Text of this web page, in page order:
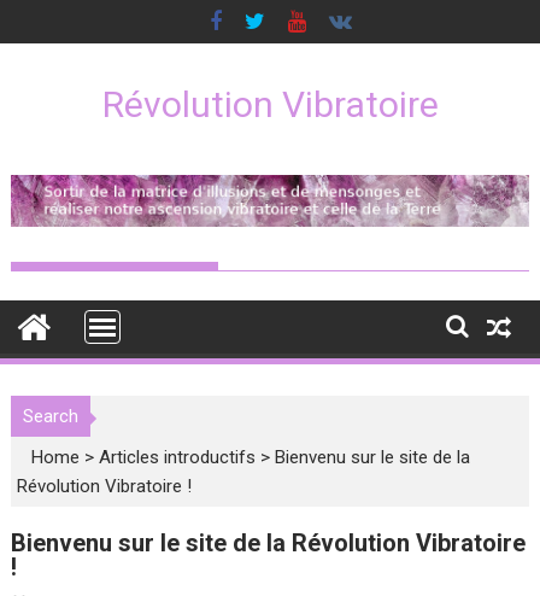
to
Révolution Vibratoire
Search
Home >Articles introductifs >Bienvenu sur le site de la
Révolution Vibratoire !
Bienvenu sur le site de la Révolution Vibratoire
!